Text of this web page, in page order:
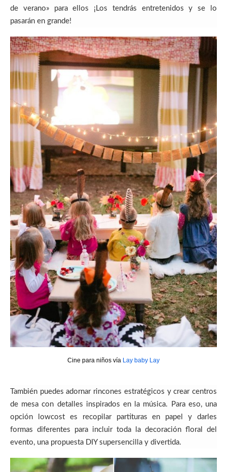
de verano» para ellos ¡Los tendrás entretenidos y se lo
pasarán en grande!
Cine para niños vía Lay baby Lay
También puedes adornar rincones estratégicos y crear centros
de mesa con detalles inspirados en la música. Para eso, una
opción lowcost es recopilar partituras en papel y darles
formas diferentes para incluir toda la decoración floral del
evento, una propuesta DIY supersencilla y divertida.